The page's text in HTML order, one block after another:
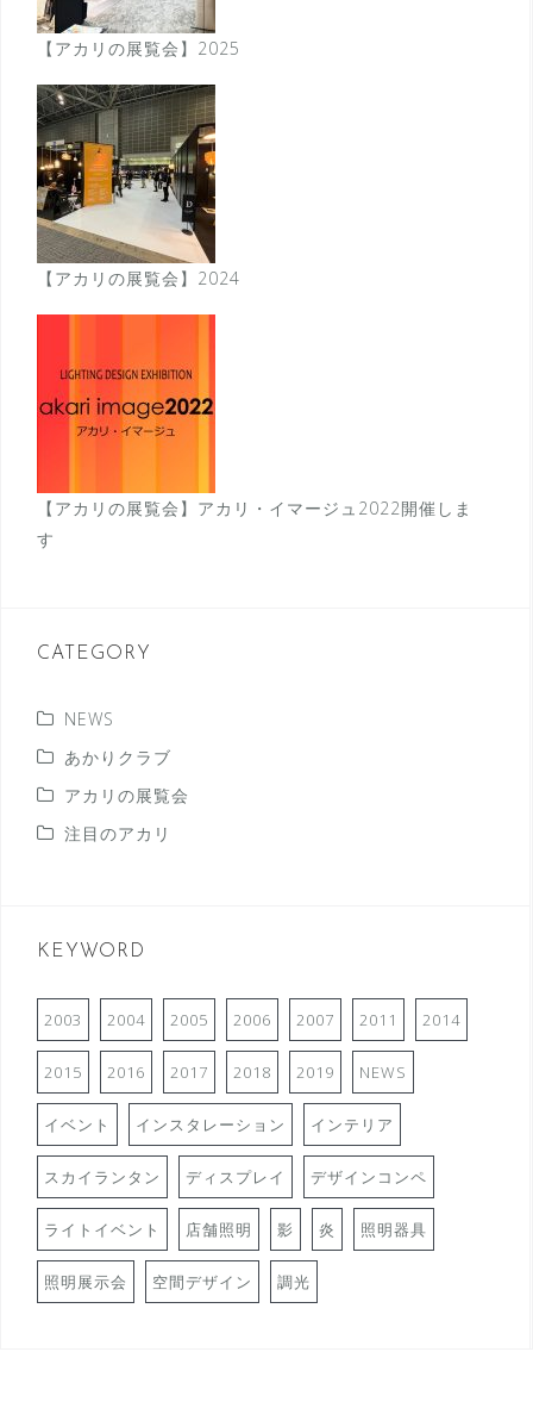
【アカリの展覧会】2025
【アカリの展覧会】2024
【アカリの展覧会】アカリ・イマージュ2022開催しま
す
CATEGORY
NEWS
あかりクラブ
アカリの展覧会
注目のアカリ
KEYWORD
2003 2004 2005 2006 2007 2011 2014
2015 2016 2017 2018 2019 NEWS
イベント インスタレーション インテリア
スカイランタン ディスプレイ デザインコンペ
ライトイベント 店舗照明 影 炎 照明器具
照明展示会 空間デザイン 調光